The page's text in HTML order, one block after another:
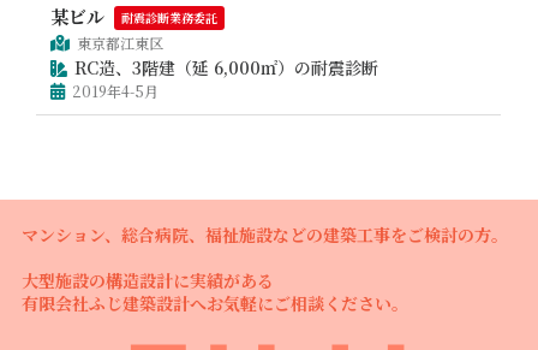
某ビル 耐震診断業務委託
東京都江東区
RC造、3階建（延 6,000㎡）の耐震診断
2019年4-5月
マンション、総合病院、福祉施設などの建築工事をご検討の方。
大型施設の構造設計に実績がある
有限会社ふじ建築設計へお気軽にご相談ください。